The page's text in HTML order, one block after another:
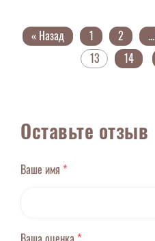
« Назад 1 2 ...
13
14
Оставьте отзыв
Ваше имя *